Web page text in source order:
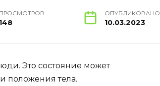
ПРОСМОТРОВ
148
ОПУБЛИКОВАНО
10.03.2023
Это состояние может
положения тела.